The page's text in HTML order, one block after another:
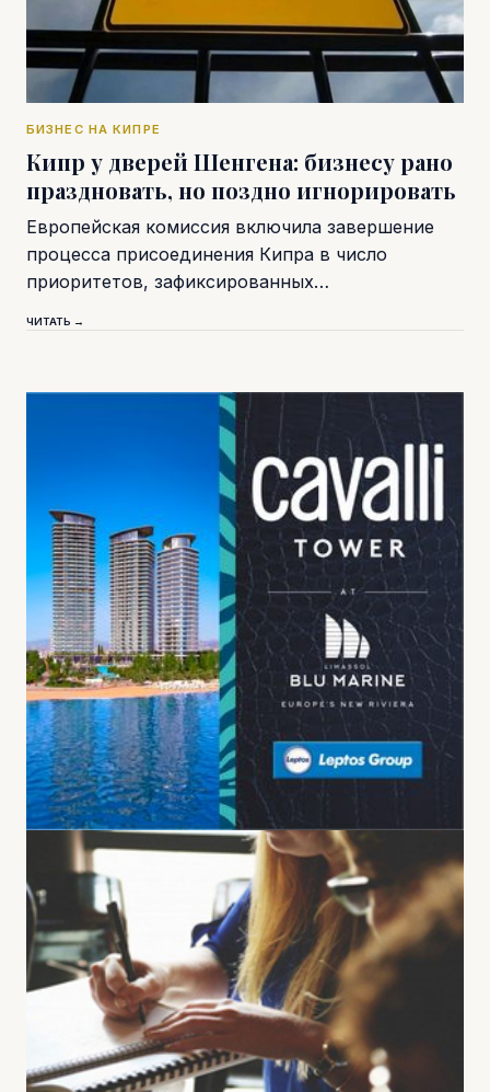
БИЗНЕС НА КИПРЕ
Кипр у дверей Шенгена: бизнесу рано
праздновать, но поздно игнорировать
Европейская комиссия включила завершение
процесса присоединения Кипра в число
приоритетов, зафиксированных…
ЧИТАТЬ →